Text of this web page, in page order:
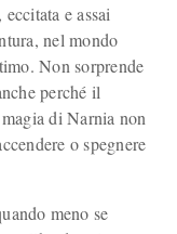
e assai
nel mondo
Non sorprende
perché il
di Narnia non
o spegnere
meno se